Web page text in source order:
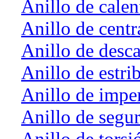
Anillo de
Anillo de
Anillo de
Anillo de
Anillo de
Anillo de